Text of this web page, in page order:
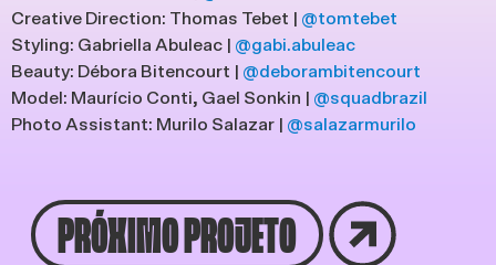
Creative Direction: Thomas Tebet | @tomtebet
Styling: Gabriella Abuleac | @gabi.abuleac
Beauty: Débora Bitencourt | @deborambitencourt
Model: Maurício Conti, Gael Sonkin | @squadbrazil
Photo Assistant: Murilo Salazar | @salazarmurilo
PRÓXIMO PROJETO